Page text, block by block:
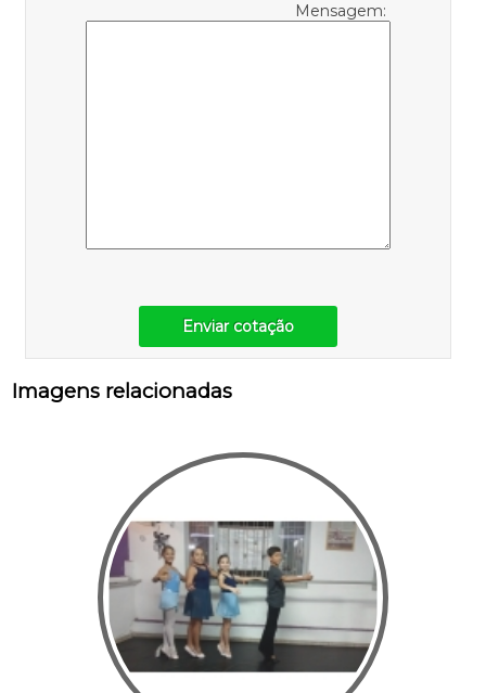
Mensagem:
Enviar cotação
Imagens relacionadas